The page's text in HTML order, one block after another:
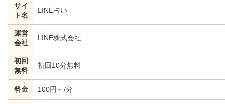
サイ
ト名
LINE占い
運営
会社
LINE株式会社
初回
無料
初回10分無料
料金 100円～/分